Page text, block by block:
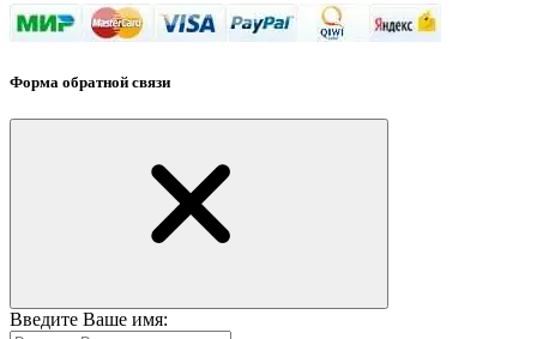
Форма обратной связи
Введите Ваше имя: